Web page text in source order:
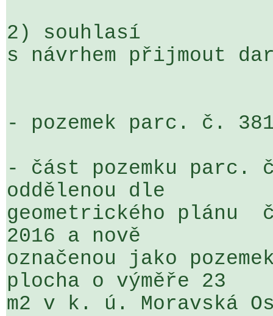
2) souhlasí
s návrhem přijmout
- pozemek parc. č.
- část pozemku
oddělenou dle
geometrického plánu
2016 a nově
označenou jako
plocha o výměře 23
m2 v k. ú. Moravská